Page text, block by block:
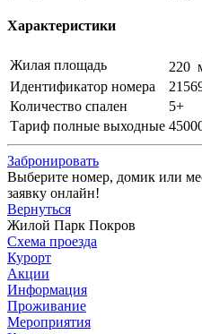
Характеристики
Жилая площадь 220
Идентификатор номера
Количество спален
5+
Тариф полные выходные
Забронировать
Выберите номер, домик или
заявку онлайн!
Вернуться
Жилой Парк Покров
Схема проезда
Курорт
Акции
Информация
Проживание
Мероприятия